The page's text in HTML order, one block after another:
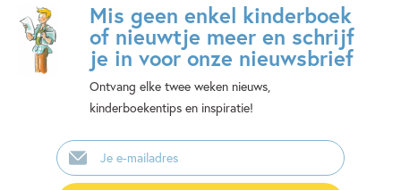
Mis geen enkel kinderboek
of nieuwtje meer en schrijf
je in voor onze nieuwsbrief
Ontvang elke twee weken nieuws,
kinderboekentips en inspiratie!
E-
mailadres